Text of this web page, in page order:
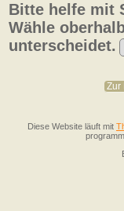
Bitte helfe mit
Wähle
unterscheidet.
Zur
Diese Website läuft mit